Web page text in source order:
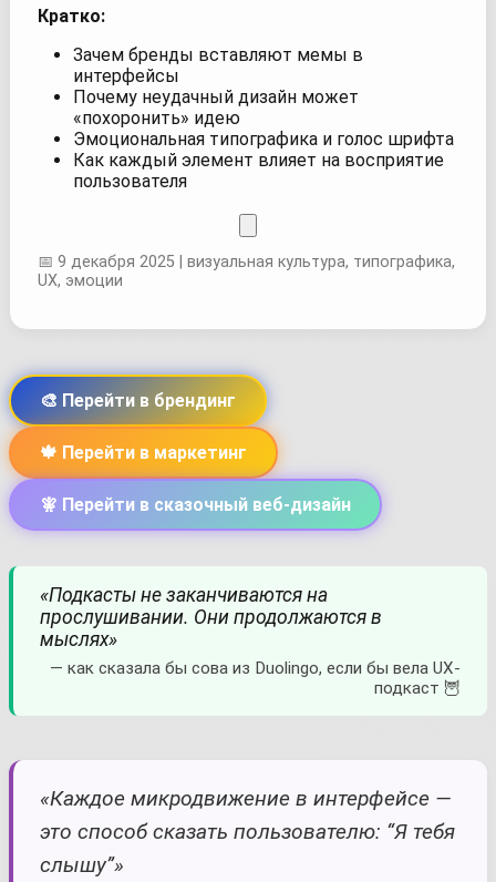
Кратко:
Зачем бренды вставляют мемы в
интерфейсы
Почему неудачный дизайн может
«похоронить» идею
Эмоциональная типографика и голос шрифта
Как каждый элемент влияет на восприятие
пользователя
📅 9 декабря 2025 | визуальная культура, типографика,
UX, эмоции
🎨 Перейти в брендинг
🍁 Перейти в маркетинг
🧚 Перейти в сказочный веб-дизайн
«Подкасты не заканчиваются на
прослушивании. Они продолжаются в
мыслях»
— как сказала бы сова из Duolingo, если бы вела UX-
подкаст 🦉
«Каждое микродвижение в интерфейсе —
это способ сказать пользователю: “Я тебя
слышу”»